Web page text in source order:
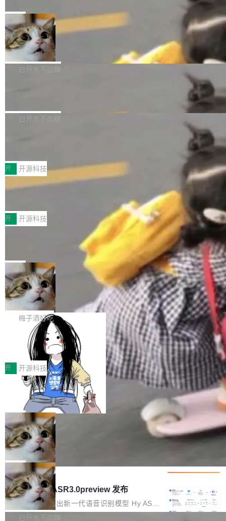
是把这段空隙补上。 回退到任何一次编辑：Delt
aDB 捕获 commit 之间的每一次操作，...
微软同期总资本开支的四成。 与亚马逊、Alpha
bet、微软以及 Meta 等传统科技巨头相比，Spa
ceXAI的资金消耗速度尤为引人瞩目。然而，支
撑庞大支出的资金来源却呈现出截然不同的面
貌。数据显示，微软和 Meta 主要依托充沛的经
一个在终端里运行的编程 agent；Muse Spark
1.2，驱动这个 agent 的新模型。一句话概括：
你可以用 curl -fsSL https://dev.meta.ai/install.
sh | bash 安装一个能在大项目里自动规划、写
代码、验证结果的 AI 终端工具。 据介绍，Muse
个主 agent 循环，外加一组后台 agent。这些后
局
美团开源 LoHoSearch，用知识图谱校
准 AI 能力认知
机器出题的前提，是让机器拥有全局视野。整个
构建流程可以分为四个环节：建图 → 控制难度
白开水不加糖
库，并将作为transport接入Mooncake TENT。
MPComm将作为一种传输引擎接入Mooncake T
ENT，实现零拷贝传输性能提升30%、非零拷贝
传输性能最高提升5倍。UCL-MPComm底层基
于自研UCL-Engine通信引擎，后续腾讯网平将
持续开源更多基于UCL-Engine的高性能通信组
件。 腾讯网平团队在UCL-MPComm中实现了一
个独立于业务线程的全局通信引擎（Engine），
白开水不加糖
型案例入选名单》，深信服“面向企业研发场景的
开源 AI 编程平台 CoStrict 应用”凭借卓越的技术
创新与落地成效成功入选。 全链路私有化部署，
助力企业AI研发安全落地 当前，越来越多企业已
经开始引入 AI Coding 工具，通过调用公有云模
型或企业内部部署模型提升研发效率。但随着 AI
Coding 从个人辅助工具逐步走向团队级、组织
级应用，企业在规模化落地过程中，对安全性、
可控性和代码质量提出了更高要求。 首先是数据
安全与合规要求。对于大多数普通研发场景，公
有云模型能够满足快速试用和效率提升的需求。
但对于金融、能源、医疗等对数据安全要求较...
开 开源科技
深信服AI算力网关入选工信部人工智能
前不久，工业和信息化部正式发布《2025年人工
智能应用典型案例名单》，集中展示人工智能在
各领域的应用成果，覆盖技术底座、行业赋能、
产品应用、支撑保障、专题等五大方向。深信服
AI算力网关（AI创新平台）成功入选！ 随着各行
各业的Agent走向规模化建设，算力构成形态逐
渐丰富，用户关注的重点也在发生变化：不只是
让AI用起来，还要进一步看清混合算力时代下，
Token花在哪里、算力是否被充分利用，以及持
续增长的AI成本该如何优化。 深信服AI算力网关
正是围绕这些实际问题，从Token治理和成本治
理两个方面，让用户的每一份算力都看得清、管
得住、用得稳、省得下、更安全！ 一、从现在开
始，Token使用一目...
开 开源科技
Jeff Dean 离开 Google：一个时代的结
束，一个实验室的开始
Google 员工编号 20。MapReduce 作者之一。
Bigtable 作者之一。TensorFlow 的作者之一。
Gemini 的架构师。Google 首席科学家。 Jeff D
ean 在 Google 工作了 27 年后，宣布离职。 他
不是一个人走。一同离开的还有 Sanjay Ghema
wat（Google 员工编号 23，Jeff Dean 二十多
年的编程搭档，MapReduce 和 Bigtable 的共同
作者）、Quoc Le（Google 大脑核心成员，Se
q2Seq 和 DocAI 的共同发明人）以及 Oriol Vin
yals（Gemini 联合负责人，AlphaSta...
局
🔥 SolonCode v2026.8.4 发布：界面
字体可调、22 种语言、记忆搜索增强
打开终端就能上岗的全中文编码智能体，这一轮
把「看得清、用母语、记得住」三件事一次补
齐。 SolonCode 是什么 SolonCode 是杭州无
耳科技研发的企业级终端编码智能体——一位全
中文驱动的数字员工，自主理解需求、规划步
骤、编写代码。不挑模型、不挑平台，curl 一行
装完即用。 开源地址：Gitee · GitCode · GitHu
b 安装 支持 Java 8+（8~26）、macOS / Linu
x / Windows / Harmony PC。 # macOS / Linu
x / Harmony PC curl -fsSL https://solon.noea
r.org/solon...
梅子酒好吃
让“代码语义理解”深度释放AI Coding
价值潜能：华为云码道（CodeArts）
代码仓技术解析
一、代码仓深度理解技术的作用与价值 在软件工
程实践中，代码仓是企业核心知识资产的主要载
体。企业级代码仓库通常包含数十万乃至数百万
个文件，其规模远超单次模型调用可承载的上下
文窗口。随着项目规模的持续扩张与代码历史的
不断累积，代码仓中的模块关系、接口契约、业
务逻辑等关键信息往往分散于数十乃至数百个文
件之中，形成高度复杂的知识关联网络。传统的
代码检索手段（如关键词匹配、目录遍历）仅能
在语法层面完成文本定位，难以触及代码的语义
内涵与结构关联，导致开发者使用代码智能体在
理解大规模代码仓时面临显著"代码仓理解"瓶
颈。 代码仓深度理解服务（以下简称" CodeBas
e深度理解服务"）是华为云码道（CodeA...
开 开源科技
一条“删库”命令跑 17 小时，算法工程
师删光 89TB 数据只为干私活
最高人民检察院8月4日公布了一起案件：北京一
名90后算法工程师王某，为了给自己接的私活腾
服务器空间，删光了公司AI游戏部门的全部核心
数据。 王某2024年1月入职东城区某科技公司AI
短剧部门，有互联网大厂背景。在公司内部架构
调整期间，部门三次通知全员将数据从A集群迁
移到B集群，王某都回复了"收到"。 他没有迁移
数据。2024年9月3日下午4点，他使用此前登录
的账号密码进入A集群，输入了一条被程序员圈
称为"删库跑路"的命令——最高管理员权限、无
局
Cloudflare 分享推理优化实践：KV ca
che 量化 + 权重压缩，吞吐量提升 4
1%，成本降 30%
Kimi 和 GLM 是当前最强的大模型系列之一，但
它们有一个共同的问题：太吃显存了。月之暗面
的 Kimi K 系列和智谱的 GLM 都是长上下文、M
oE 架构的大模型，好用到让人上瘾，但 GPU 显
存永远不够用。 Cloudflare 的 Workers AI 团队
一直在跑这些模型的推理。他们在官方博客上发
局
腾讯混元 Hy ASR3.0preview 发布
腾讯混元正式推出新一代语音识别模型 Hy ASR
3.0preview。基于最新一代大语言模型 Hy3 的
白开水不加糖